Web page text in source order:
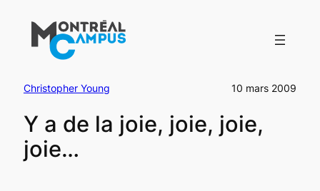
contenu
Christopher Young 10 mars 2009
Y a de la joie, joie, joie,
joie…